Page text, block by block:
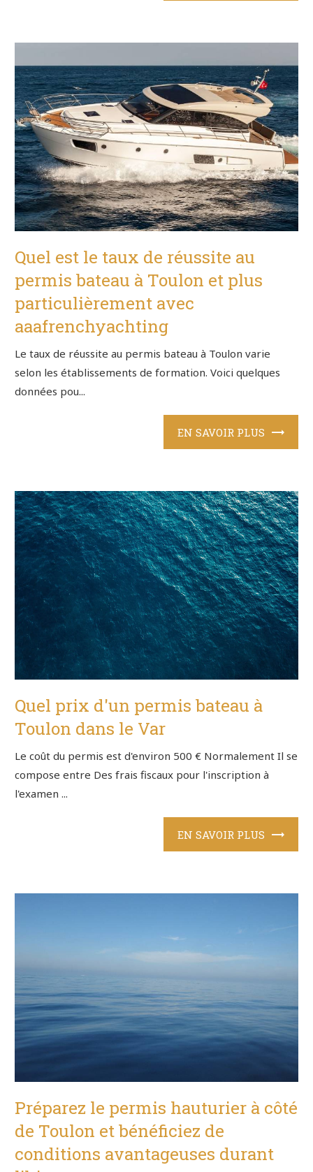
Quel est le taux de réussite au
permis bateau à Toulon et plus
particulièrement avec
aaafrenchyachting
Le taux de réussite au permis bateau à Toulon varie
selon les établissements de formation. Voici quelques
données pou...
EN SAVOIR PLUS
Quel prix d'un permis bateau à
Toulon dans le Var
Le coût du permis est d'environ 500 € Normalement Il se
compose entre Des frais fiscaux pour l'inscription à
l'examen ...
EN SAVOIR PLUS
Préparez le permis hauturier à côté
de Toulon et bénéficiez de
conditions avantageuses durant